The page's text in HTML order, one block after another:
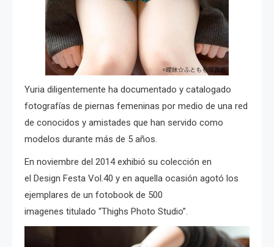
Yuria diligentemente ha documentado y catalogado
fotografías de piernas femeninas por medio de una red
de conocidos y amistades que han servido como
modelos durante más de 5 años.
En noviembre del 2014 exhibió su colección en
el Design Festa Vol.40 y en aquella ocasión agotó los
ejemplares de un fotobook de 500
imagenes titulado “Thighs Photo Studio”.